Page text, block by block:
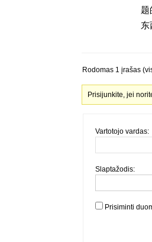
题
东
Rodomas 1 įrašas
Prisijunkite, jei
Vartotojo vardas:
Slaptažodis:
Prisiminti